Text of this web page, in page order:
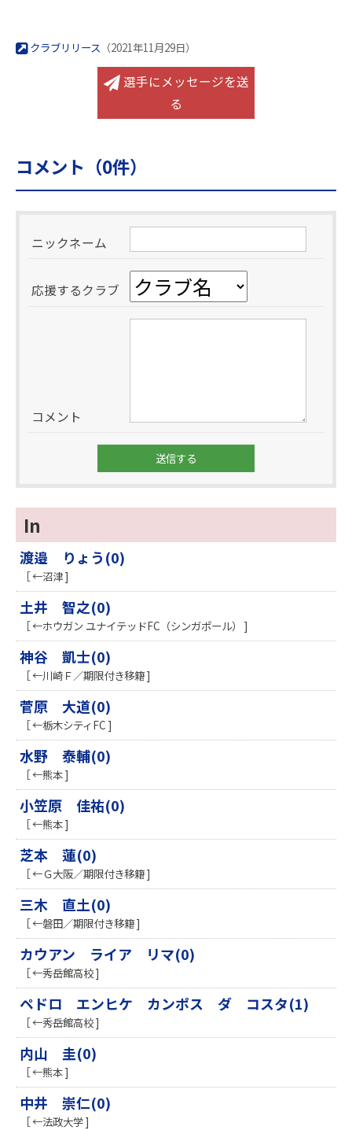
クラブリリース （2021年11月29日）
選手にメッセージを送
る
コメント（0件）
ニックネーム
応援するクラブ
コメント
In
渡邉 りょう(0)
［ ←沼津 ]
土井 智之(0)
［ ←ホウガン ユナイテッドFC（シンガポール） ]
神谷 凱士(0)
［ ←川崎Ｆ／期限付き移籍 ]
菅原 大道(0)
［ ←栃木シティFC ]
水野 泰輔(0)
［ ←熊本 ]
小笠原 佳祐(0)
［ ←熊本 ]
芝本 蓮(0)
［ ←Ｇ大阪／期限付き移籍 ]
三木 直土(0)
［ ←磐田／期限付き移籍 ]
カウアン ライア リマ(0)
［ ←秀岳館高校 ]
ペドロ エンヒケ カンポス ダ コスタ(1)
［ ←秀岳館高校 ]
内山 圭(0)
［ ←熊本 ]
中井 崇仁(0)
［ ←法政大学 ]